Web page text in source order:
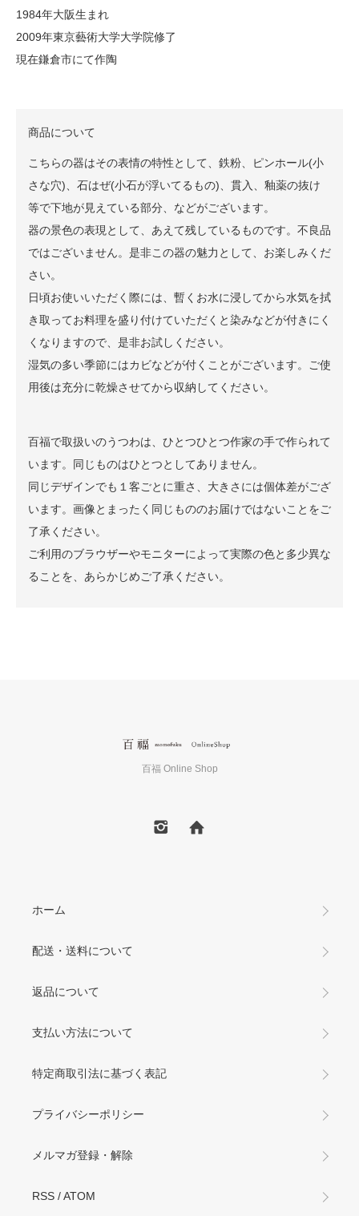
1984年大阪生まれ
2009年東京藝術大学大学院修了
現在鎌倉市にて作陶
商品について
こちらの器はその表情の特性として、鉄粉、ピンホール(小
さな穴)、石はぜ(小石が浮いてるもの)、貫入、釉薬の抜け
等で下地が見えている部分、などがございます。
器の景色の表現として、あえて残しているものです。不良品
ではございません。是非この器の魅力として、お楽しみくだ
さい。
日頃お使いいただく際には、暫くお水に浸してから水気を拭
き取ってお料理を盛り付けていただくと染みなどが付きにく
くなりますので、是非お試しください。
湿気の多い季節にはカビなどが付くことがございます。ご使
用後は充分に乾燥させてから収納してください。
百福で取扱いのうつわは、ひとつひとつ作家の手で作られて
います。同じものはひとつとしてありません。
同じデザインでも１客ごとに重さ、大きさには個体差がござ
います。画像とまったく同じもののお届けではないことをご
了承ください。
ご利用のブラウザーやモニターによって実際の色と多少異な
ることを、あらかじめご了承ください。
百福 Online Shop
ホーム
配送・送料について
返品について
支払い方法について
特定商取引法に基づく表記
プライバシーポリシー
メルマガ登録・解除
RSS /ATOM